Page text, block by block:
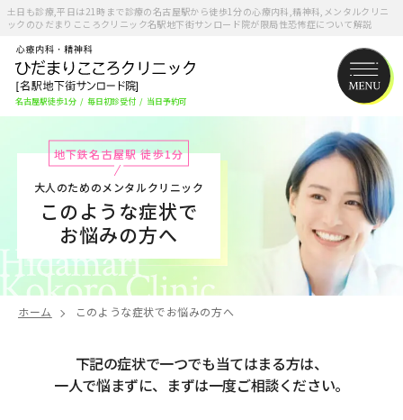
土日も診療,平日は21時まで診療の名古屋駅から徒歩1分の心療内科,精神科,メンタルクリニ
ックのひだまりこころクリニック名駅地下街サンロード院が限局性恐怖症について解説
名古屋駅徒歩1分 / 毎日初診受付 / 当日予約可
地下鉄名古屋駅 徒歩1分
大人のためのメンタルクリニック
このような症状で
お悩みの方へ
ホーム このような症状でお悩みの方へ
下記の症状で一つでも当てはまる方は、
一人で悩まずに、まずは一度ご相談ください。